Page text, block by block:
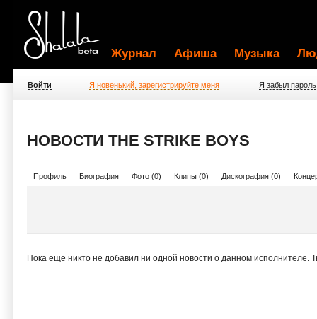
Журнал Афиша Музыка
Войти Я новенький, зарегистрируйте меня Я забыл пароль
НОВОСТИ THE STRIKE BOYS
Профиль Биография Фото (0) Клипы (0) Дискография (0)
Пока еще никто не добавил ни одной новости о данном